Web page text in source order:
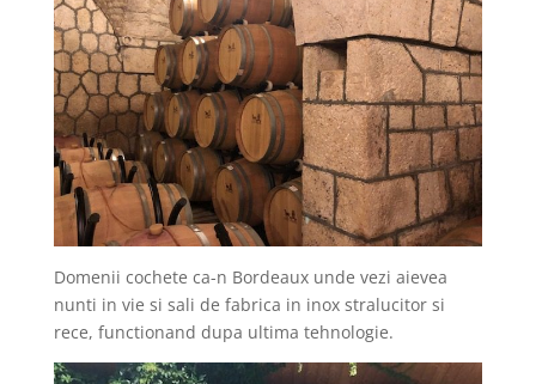
Domenii cochete ca-n Bordeaux unde vezi aievea
nunti in vie si sali de fabrica in inox stralucitor si
rece, functionand dupa ultima tehnologie.